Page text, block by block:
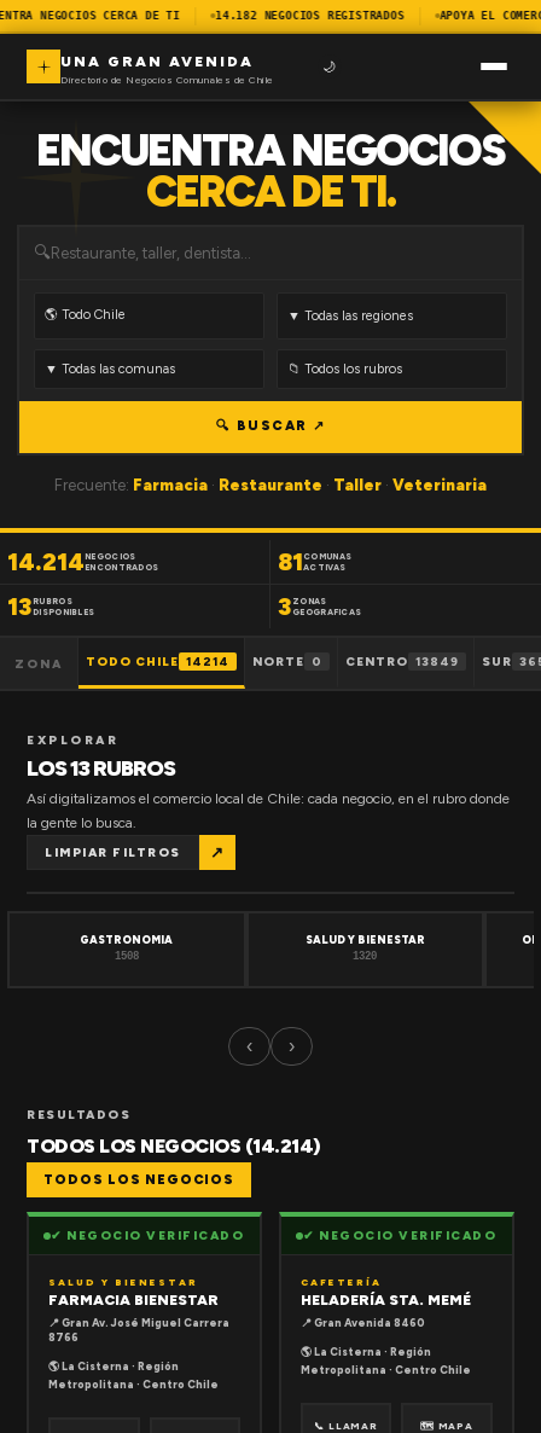
NEGOCIOS CERCA DE TI 14.182 NEGOCIOS REGISTRADOS APOYA EL
UNA GRAN AVENIDA
Directorio de Negocios Comunales de Chile
🌙
ENCUENTRA NEGOCIOS
CERCA DE TI.
🔍
🔍 BUSCAR ↗
Frecuente: Farmacia · Restaurante · Taller · Veterinaria
14.214NEGOCIOS
ENCONTRADOS
81 COMUNAS
ACTIVAS
13RUBROS
DISPONIBLES
3 ZONAS
GEOGRAFICAS
ZONA TODO CHILE 14214 NORTE 0 CENTRO 13849 SUR
EXPLORAR
LOS 13 RUBROS
Así digitalizamos el comercio local de Chile: cada negocio, en el rubro donde
la gente lo busca.
LIMPIAR FILTROS ↗
GASTRONOMIA
1508
SALUD Y BIENESTAR
1320
‹ ›
RESULTADOS
TODOS LOS NEGOCIOS (14.214)
TODOS LOS NEGOCIOS
✔ NEGOCIO VERIFICADO
SALUD Y BIENESTAR
FARMACIA BIENESTAR
📍 Gran Av. José Miguel Carrera
8766
🌎 La Cisterna · Región
Metropolitana · Centro Chile
✔ NEGOCIO VERIFICADO
CAFETERÍA
HELADERÍA STA. MEMÉ
📍 Gran Avenida 8460
🌎 La Cisterna · Región
Metropolitana · Centro Chile
📞 LLAMAR 🗺 MAPA